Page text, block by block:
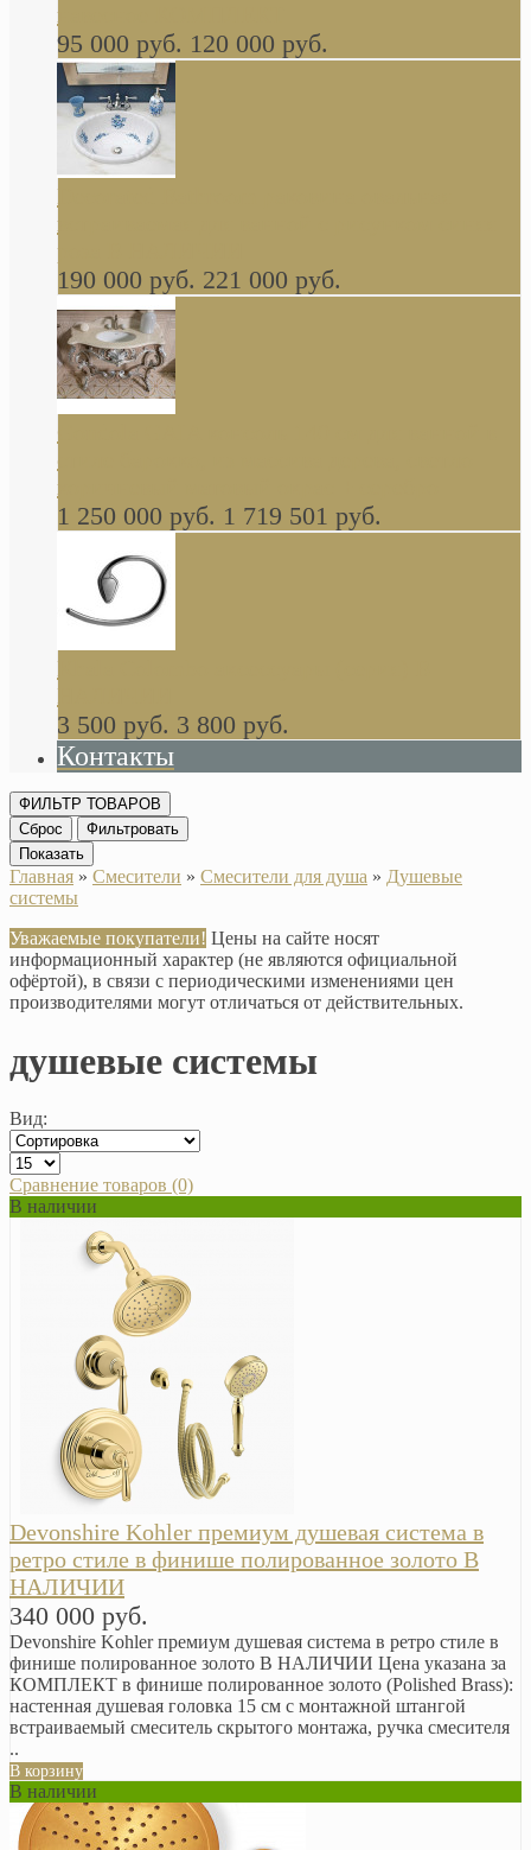
навесное КОМПЛЕКТ
95 000 руб. 120 000 руб.
Decorated Bathroom раковина овальная
встраиваемая для ванной с рисунком синяя
роза В НАЛИЧИИ
190 000 руб. 221 000 руб.
стиле барокко, из массива дерева, светло
коричневый матовый окрас + серебро
1 250 000 руб. 1 719 501 руб.
Khala Colombo аксессуары (серия) В
НАЛИЧИИ
3 500 руб. 3 800 руб.
Контакты
ФИЛЬТР ТОВАРОВ
Сброс
Фильтровать
Показать
Главная » Смесители » Смесители для душа » Душевые
системы
Уважаемые покупатели! Цены на сайте носят
информационный характер (не являются официальной
офёртой), в связи с периодическими изменениями цен
производителями могут отличаться от действительных.
душевые системы
Вид:
Сравнение товаров (0)
В наличии
Devonshire Kohler премиум душевая система в
ретро стиле в финише полированное золото В
НАЛИЧИИ
340 000 руб.
Devonshire Kohler премиум душевая система в ретро стиле в
финише полированное золото В НАЛИЧИИ Цена указана за
КОМПЛЕКТ в финише полированное золото (‎Polished Brass):
настенная душевая головка 15 см с монтажной штангой
встраиваемый смеситель скрытого монтажа, ручка смесителя
..
В корзину
В наличии